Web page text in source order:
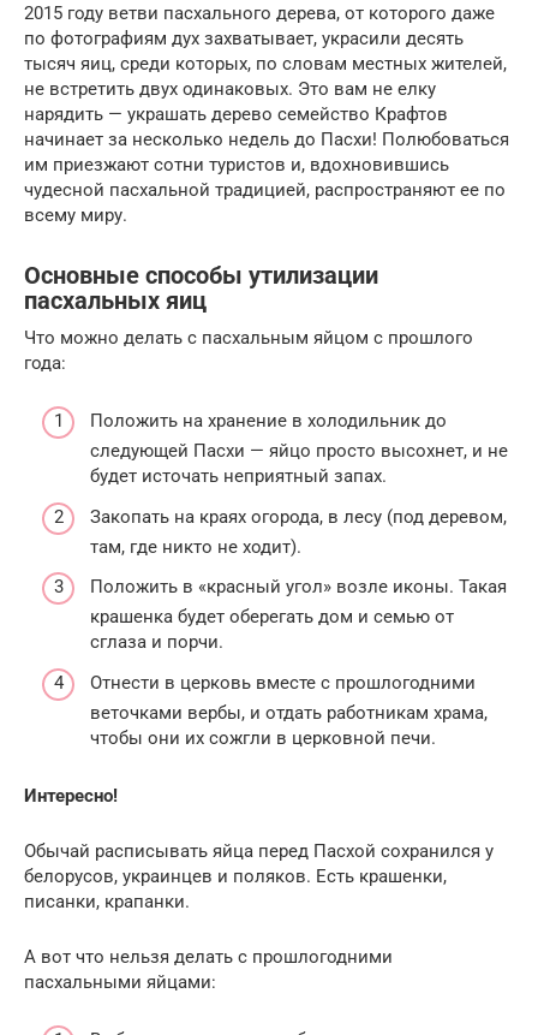
2015 году ветви пасхального дерева, от которого даже
по фотографиям дух захватывает, украсили десять
тысяч яиц, среди которых, по словам местных жителей,
не встретить двух одинаковых. Это вам не елку
нарядить — украшать дерево семейство Крафтов
начинает за несколько недель до Пасхи! Полюбоваться
им приезжают сотни туристов и, вдохновившись
чудесной пасхальной традицией, распространяют ее по
всему миру.
Основные способы утилизации
пасхальных яиц
Что можно делать с пасхальным яйцом с прошлого
года:
Положить на хранение в холодильник до
следующей Пасхи — яйцо просто высохнет, и не
будет источать неприятный запах.
Закопать на краях огорода, в лесу (под деревом,
там, где никто не ходит).
Положить в «красный угол» возле иконы. Такая
крашенка будет оберегать дом и семью от
сглаза и порчи.
Отнести в церковь вместе с прошлогодними
веточками вербы, и отдать работникам храма,
чтобы они их сожгли в церковной печи.
Интересно!
Обычай расписывать яйца перед Пасхой сохранился у
белорусов, украинцев и поляков. Есть крашенки,
писанки, крапанки.
А вот что нельзя делать с прошлогодними
пасхальными яйцами: